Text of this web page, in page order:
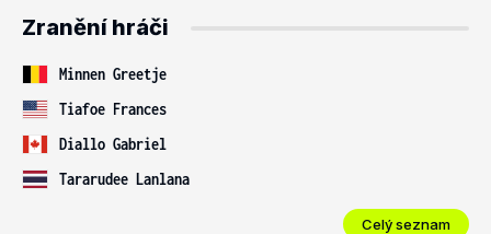
Zranění hráči
Minnen Greetje
Tiafoe Frances
Diallo Gabriel
Tararudee Lanlana
Celý seznam